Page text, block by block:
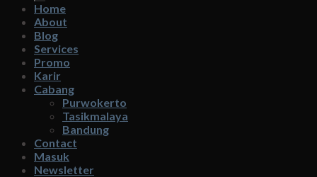
Home
About
Blog
Services
Promo
Karir
Cabang
Purwokerto
Tasikmalaya
Bandung
Contact
Masuk
Newsletter